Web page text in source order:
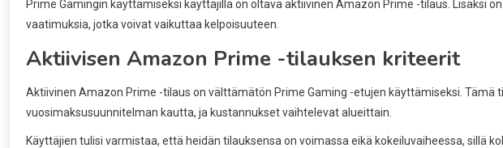
Prime Gamingin käyttämiseksi käyttäjillä on oltava aktiivinen Amazon Prime -tilaus. Lisäksi
vaatimuksia, jotka voivat vaikuttaa kelpoisuuteen.
Aktiivisen Amazon Prime -tilauksen kriteerit
Aktiivinen Amazon Prime -tilaus on välttämätön Prime Gaming -etujen käyttämiseksi. Tämä
vuosimaksusuunnitelman kautta, ja kustannukset vaihtelevat alueittain.
Käyttäjien tulisi varmistaa, että heidän tilauksensa on voimassa eikä kokeiluvaiheessa, sillä